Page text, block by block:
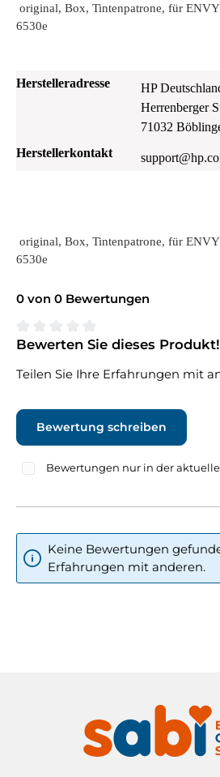
original, Box, Tintenpatrone, für
6530e
Herstelleradresse
HP
Herrenberger
71032
Herstellerkontakt
original, Box, Tintenpatrone, für
6530e
0 von 0 Bewertungen
Durchschnittliche Bewertung von
Bewerten Sie dieses Produkt!
Teilen Sie Ihre Erfahrungen mit
Bewertung schreiben
Bewertungen nur in der
Keine Bewertungen
Erfahrungen mit anderen.